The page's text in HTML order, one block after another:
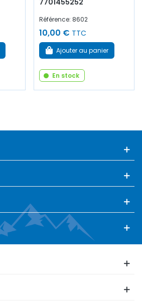
7701455252
Référence: 8602
10,00 € TTC
Ajouter au panier
En stock